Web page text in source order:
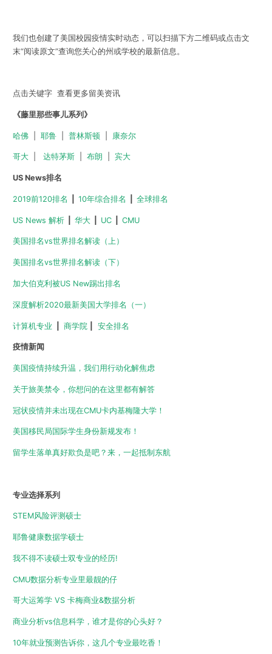
我们也创建了美国校园疫情实时动态，可以扫描下方二维码或点击文
末“阅读原文”查询您关心的州或学校的最新信息。
点击关键字 查看更多留美资讯
《藤里那些事儿系列》
哈佛| 耶鲁| 普林斯顿| 康奈尔
哥大 达特茅斯 布朗 宾大
US News排名
2019前120排名 10年综合排名 全球排名
US News 解析| 华大| UC| CMU
美国排名vs世界排名解读（上）
美国排名vs世界排名解读（下）
加大伯克利被US New踢出排名
深度解析2020最新美国大学排名（一）
计算机专业 商学院 安全排名
疫情新闻
美国疫情持续升温，我们用行动化解焦虑
关于旅美禁令，你想问的在这里都有解答
冠状疫情并未出现在CMU卡内基梅隆大学！
美国移民局国际学生身份新规发布！
留学生落单真好欺负是吧？来，一起抵制东航
专业选择系列
STEM风险评测硕士
耶鲁健康数据学硕士
我不得不读硕士双专业的经历!
CMU数据分析专业里最靓的仔
哥大运筹学 VS 卡梅商业&数据分析
商业分析vs信息科学，谁才是你的心头好？
10年就业预测告诉你，这几个专业最吃香！